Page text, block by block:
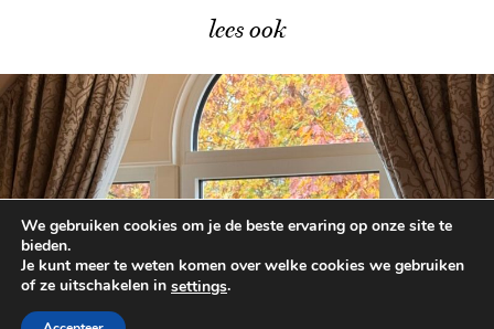
lees ook
Overnachten in het Disneyland …
We gebruiken cookies om je de beste ervaring op onze site te
bieden.
Je kunt meer te weten komen over welke cookies we gebruiken
of ze uitschakelen in settings.